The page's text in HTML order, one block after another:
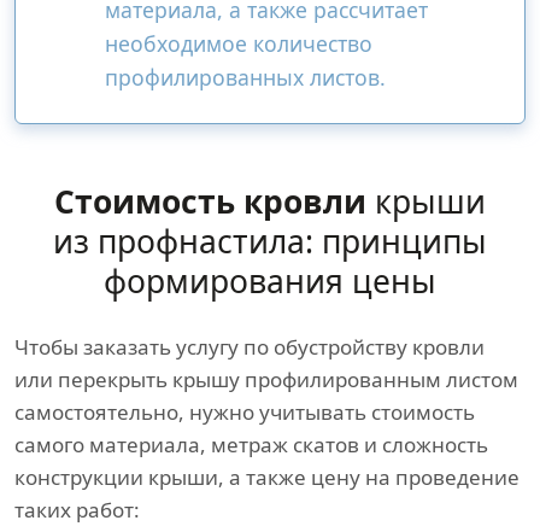
материала, а также рассчитает
необходимое количество
профилированных листов.
Стоимость кровли крыши
из профнастила: принципы
формирования цены
Чтобы заказать услугу по обустройству кровли
или перекрыть крышу профилированным листом
самостоятельно, нужно учитывать стоимость
самого материала, метраж скатов и сложность
конструкции крыши, а также цену на проведение
таких работ: